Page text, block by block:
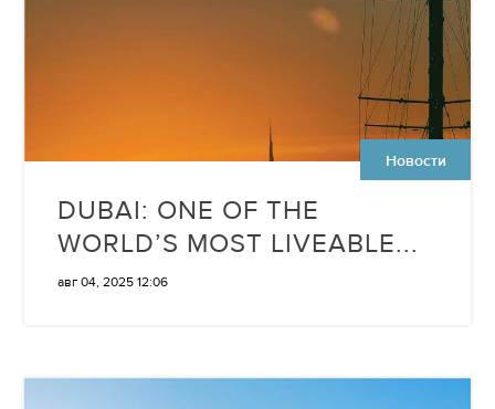
Новости
DUBAI: ONE OF THE
WORLD’S MOST LIVEABLE...
авг 04, 2025 12:06